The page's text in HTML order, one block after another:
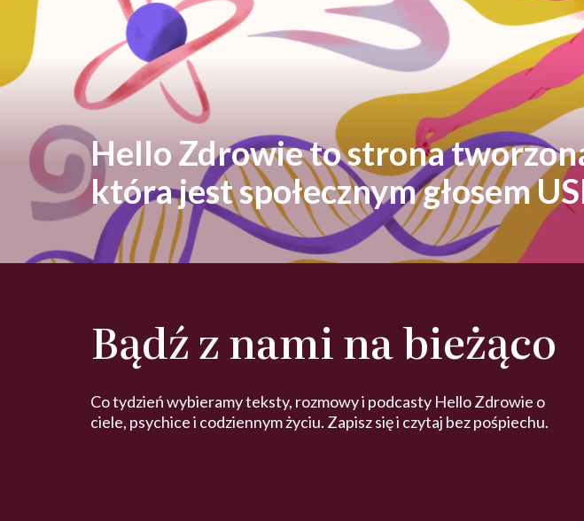
Hello Zdrowie to strona
która jest społecznym głosem
Bądź z nami na bieżąco
Co tydzień wybieramy teksty, rozmowy i podcasty Hello Zdrowie o
ciele, psychice i codziennym życiu. Zapisz się i czytaj bez pośpiechu.